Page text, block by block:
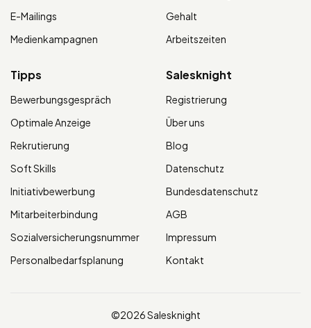
E-Mailings
Medienkampagnen
Gehalt
Arbeitszeiten
Tipps
Bewerbungsgespräch
Optimale Anzeige
Rekrutierung
Soft Skills
Initiativbewerbung
Mitarbeiterbindung
Sozialversicherungsnummer
Personalbedarfsplanung
Salesknight
Registrierung
Über uns
Blog
Datenschutz
Bundesdatenschutz
AGB
Impressum
Kontakt
©2026 Salesknight